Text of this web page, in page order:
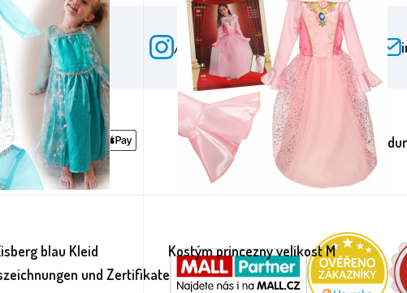
blau Kleid
Kostým princezny velikost M
auf Facebook /aga24cz auf Instagram
und Zertifikate